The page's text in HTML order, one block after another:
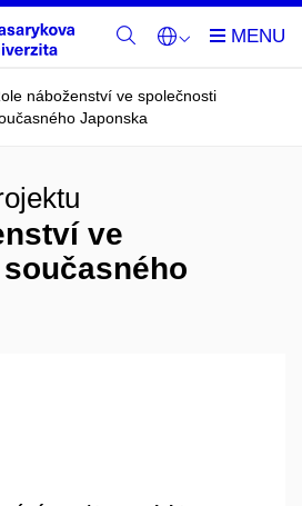
náboženství ve společnosti
Japonska
ve